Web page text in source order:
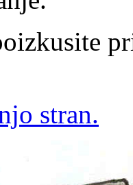
stran.